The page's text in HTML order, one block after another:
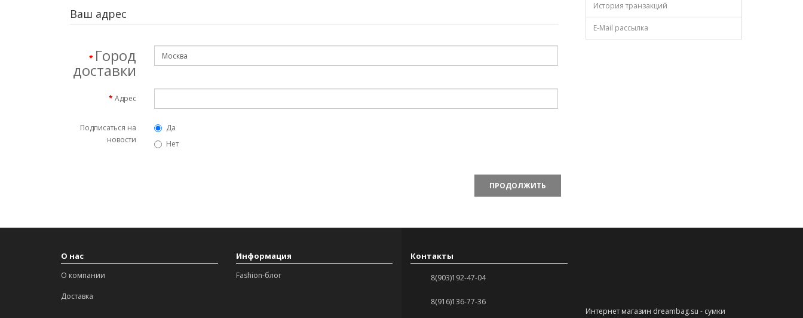
Ваш адрес
Город
доставки
Адрес
Подписаться на
новости
Да
Нет
ПРОДОЛЖИТЬ
История транзакций
E-Mail рассылка
О нас
О компании
Доставка
Информация
Fashion-блог
Контакты
8(903)192-47-04
8(916)136-77-36
Интернет магазин dreambag.su - сумки